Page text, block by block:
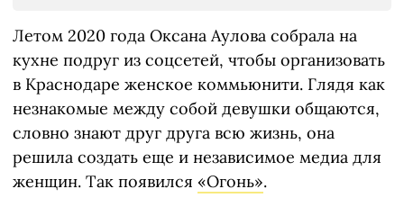
Летом 2020 года Оксана Аулова собрала на
кухне подруг из соцсетей, чтобы организовать
в Краснодаре женское коммьюнити. Глядя как
незнакомые между собой девушки общаются,
словно знают друг друга всю жизнь, она
решила создать еще и независимое медиа для
женщин. Так появился «Огонь».